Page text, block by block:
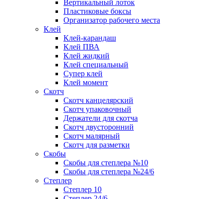
Вертикальный лоток
Пластиковые боксы
Организатор рабочего места
Клей
Клей-карандаш
Клей ПВА
Клей жидкий
Клей специальный
Супер клей
Клей момент
Скотч
Скотч канцелярский
Скотч упаковочный
Держатели для скотча
Скотч двусторонний
Скотч малярный
Скотч для разметки
Скобы
Скобы для степлера №10
Скобы для степлера №24/6
Степлер
Степлер 10